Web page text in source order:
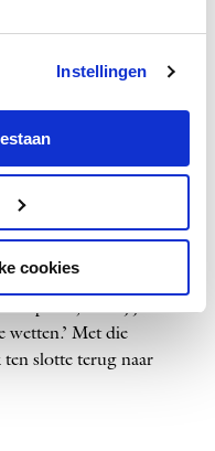
Instellingen
cookies
koesterde geen
eiste dat
als mijn arm afhakken’,
Darmstadt – ooit het
men mij in een
me recht in mijn
wetten.’ Met die
slotte terug naar